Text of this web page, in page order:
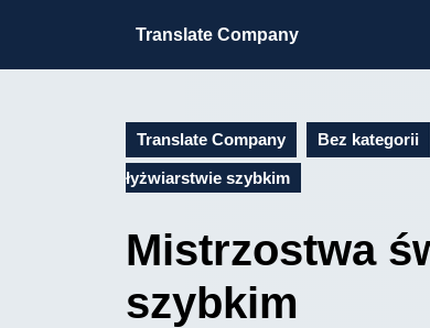
Translate Company
Translate Company Bez kategorii
łyżwiarstwie szybkim
Mistrzostwa
szybkim